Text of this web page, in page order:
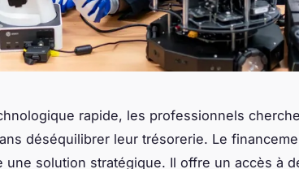
rapide, les professionnels
déséquilibrer leur trésorerie. Le
une solution stratégique. Il offre un accès à